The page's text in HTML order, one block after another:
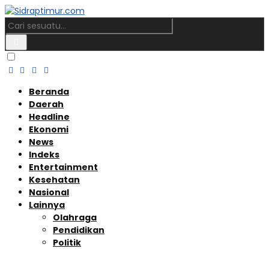
Beranda
Daerah
Headline
Ekonomi
News
Indeks
Entertainment
Kesehatan
Nasional
Lainnya
Olahraga
Pendidikan
Politik